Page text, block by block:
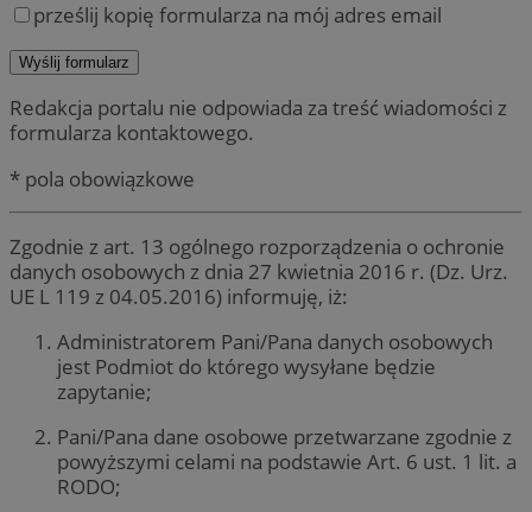
prześlij kopię formularza na mój adres email
Redakcja portalu nie odpowiada za treść wiadomości z
formularza kontaktowego.
* pola obowiązkowe
Zgodnie z art. 13 ogólnego rozporządzenia o ochronie
danych osobowych z dnia 27 kwietnia 2016 r. (Dz. Urz.
UE L 119 z 04.05.2016) informuję, iż:
Administratorem Pani/Pana danych osobowych
jest Podmiot do którego wysyłane będzie
zapytanie;
Pani/Pana dane osobowe przetwarzane zgodnie z
powyższymi celami na podstawie Art. 6 ust. 1 lit. a
RODO;